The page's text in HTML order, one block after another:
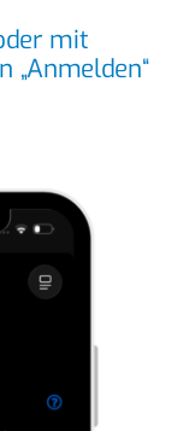
mit
„Anmelden“